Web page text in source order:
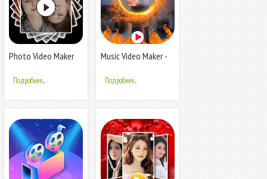
Photo Video Maker
Video Maker 2020
Подробнее...
Music Video Maker -
Подробнее...